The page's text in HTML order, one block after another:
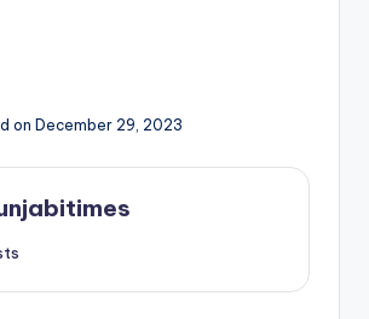
on December 29, 2023